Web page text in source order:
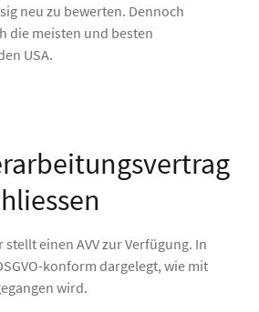
neu zu bewerten. Dennoch
die meisten und besten
USA.
einen AVV zur Verfügung. In
konform dargelegt, wie mit
wird.